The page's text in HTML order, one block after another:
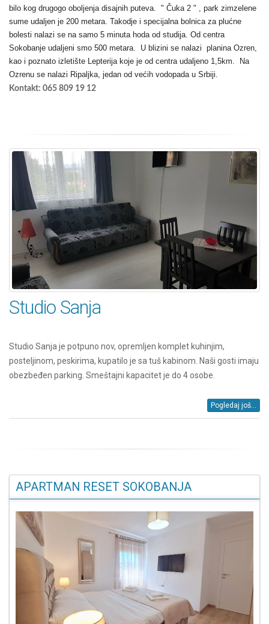
bilo kog drugogo oboljenja disajnih puteva. " Čuka 2 " , park zimzelene
sume udaljen je 200 metara. Takodje i specijalna bolnica za plućne
bolesti nalazi se na samo 5 minuta hoda od studija. Od centra
Sokobanje udaljeni smo 500 metara. U blizini se nalazi planina Ozren,
kao i poznato izletište Lepterija koje je od centra udaljeno 1,5km. Na
Ozrenu se nalazi Ripaljka, jedan od većih vodopada u Srbiji.
Kontakt: 065 809 19 12
Studio Sanja
Studio Sanja je potpuno nov, opremljen komplet kuhinjim,
posteljinom, peskirima, kupatilo je sa tuš kabinom. Naši gosti imaju
obezbeđen parking. Smeštajni kapacitet je do 4 osobe.
Pogledaj još...
APARTMAN RESET SOKOBANJA